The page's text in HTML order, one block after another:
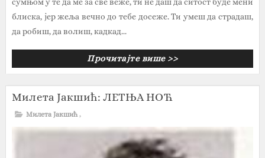
блиска, јер жеља вечно до тебе досеже. Ти умеш да страдаш,
да робиш, да волиш, кадкад...
Прочитајте више >>
Милета Јакшић: ЛЕТЊА НОЋ
Милета Јакшић ,